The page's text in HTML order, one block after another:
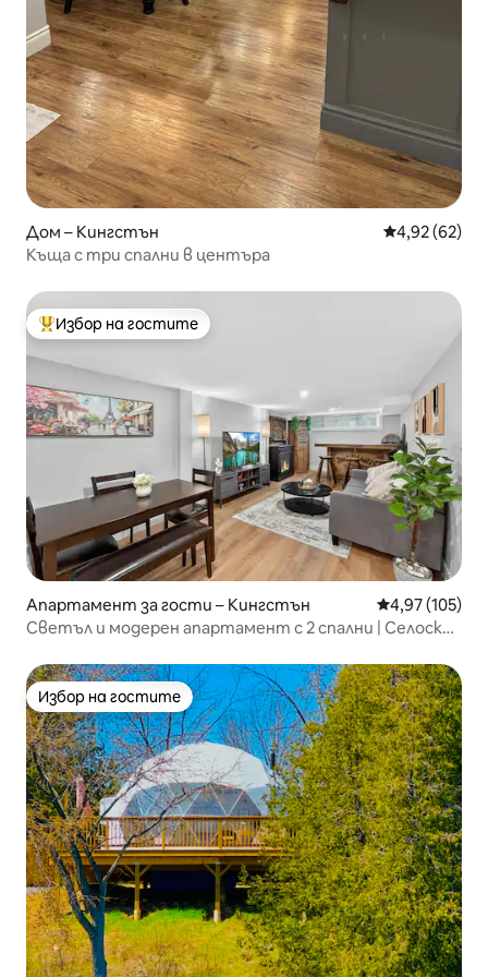
Дом – Кингстън Средна
4,92 (62)
Къща с три спални в центъра
Най-популярен избор на гостите
Избор на гостите
Апартамент за гости – Кингстън Средна
4,97 (105)
Светъл и модерен апартамент с 2 спални | Селоски
Избор на гостите
Избор на гостите